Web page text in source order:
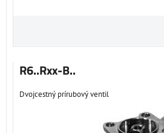
R6..Rxx-B..
Dvojcestný prírubový ventil